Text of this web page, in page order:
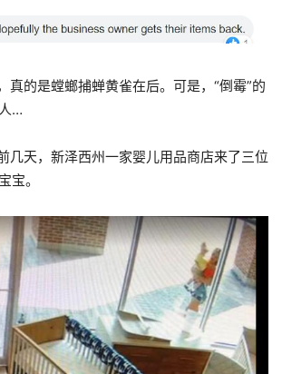
真的是螳螂捕蝉黄雀在后。可是，“倒霉”的
…
几天，新泽西州一家婴儿用品商店来了三位
宝。